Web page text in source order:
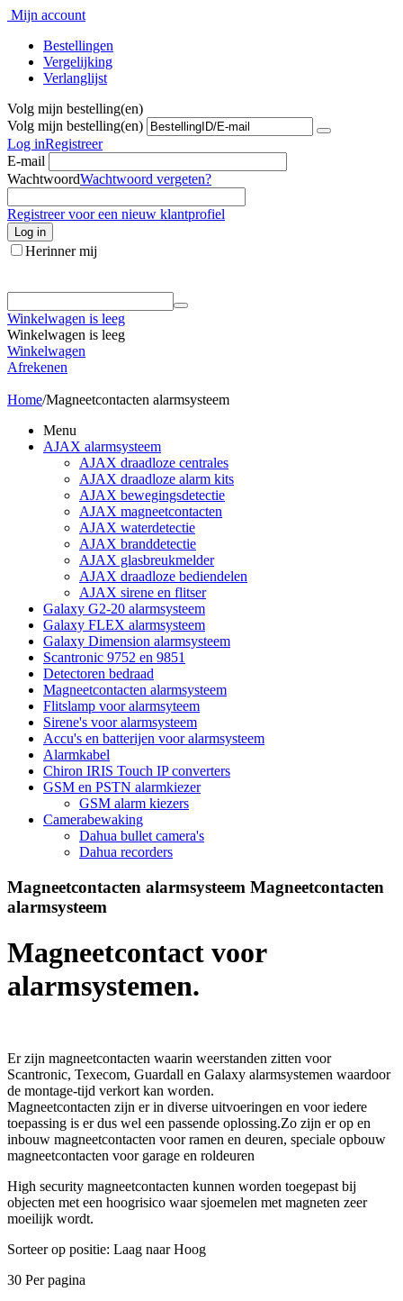
Mijn account
Bestellingen
Vergelijking
Verlanglijst
Volg mijn bestelling(en)
Volg mijn bestelling(en)
Log inRegistreer
E-mail
WachtwoordWachtwoord vergeten?
Registreer voor een nieuw klantprofiel
Log in
Herinner mij
Winkelwagen is leeg
Winkelwagen is leeg
Winkelwagen
Afrekenen
Home/Magneetcontacten alarmsysteem
Menu
AJAX alarmsysteem
AJAX draadloze centrales
AJAX draadloze alarm kits
AJAX bewegingsdetectie
AJAX magneetcontacten
AJAX waterdetectie
AJAX branddetectie
AJAX glasbreukmelder
AJAX draadloze bediendelen
AJAX sirene en flitser
Galaxy G2-20 alarmsysteem
Galaxy FLEX alarmsysteem
Galaxy Dimension alarmsysteem
Scantronic 9752 en 9851
Detectoren bedraad
Magneetcontacten alarmsysteem
Flitslamp voor alarmsyteem
Sirene's voor alarmsysteem
Accu's en batterijen voor alarmsysteem
Alarmkabel
Chiron IRIS Touch IP converters
GSM en PSTN alarmkiezer
GSM alarm kiezers
Camerabewaking
Dahua bullet camera's
Dahua recorders
Magneetcontacten alarmsysteem Magneetcontacten
alarmsysteem
Magneetcontact voor
alarmsystemen.
Er zijn magneetcontacten waarin weerstanden zitten voor
Scantronic, Texecom, Guardall en Galaxy alarmsystemen waardoor
de montage-tijd verkort kan worden.
Magneetcontacten zijn er in diverse uitvoeringen en voor iedere
toepassing is er dus wel een passende oplossing.Zo zijn er op en
inbouw magneetcontacten voor ramen en deuren, speciale opbouw
magneetcontacten voor garage en roldeuren
High security magneetcontacten kunnen worden toegepast bij
objecten met een hoogrisico waar sjoemelen met magneten zeer
moeilijk wordt.
Sorteer op positie: Laag naar Hoog
30 Per pagina